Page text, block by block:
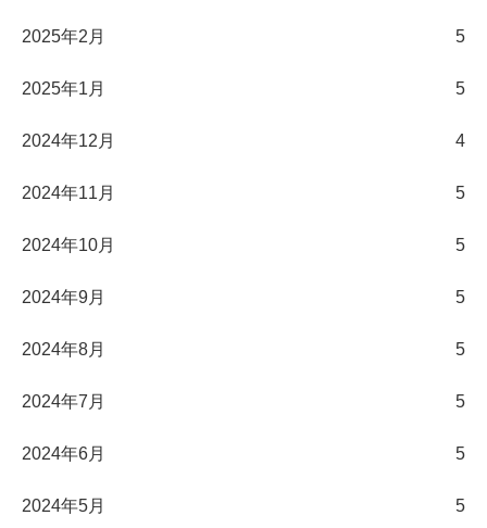
2025年2月 5
2025年1月 5
2024年12月 4
2024年11月 5
2024年10月 5
2024年9月 5
2024年8月 5
2024年7月 5
2024年6月 5
2024年5月 5